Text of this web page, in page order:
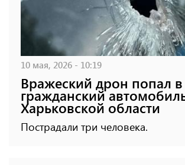
10 мая, 2026 - 10:19
Вражеский дрон попал в
гражданский
Харьковской области
Пострадали три человека.